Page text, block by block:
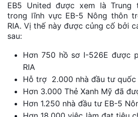
EB5 United được xem là Trung
trong lĩnh vực EB-5 Nông thôn
RIA. Vị thế này được củng cố bởi
sau:
Hơn 750 hồ sơ I-526E được
RIA
Hỗ trợ 2.000 nhà đầu tư quốc
Hơn 3.000 Thẻ Xanh Mỹ đã
Hơn 1.250 nhà đầu tư EB-5